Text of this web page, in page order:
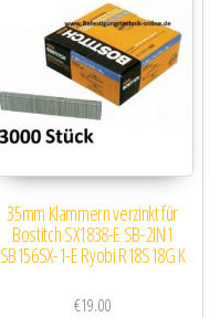
35mm Klammern verzinkt für
Bostitch SX1838-E SB-2IN1
SB156SX-1-E Ryobi R18S18G K
€19.00